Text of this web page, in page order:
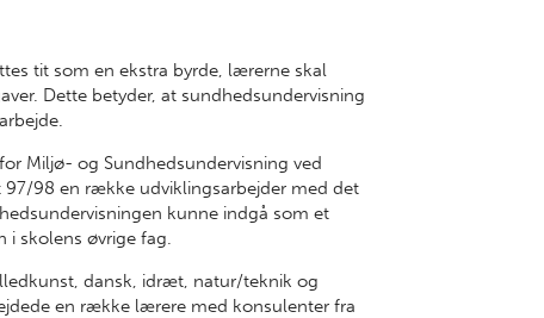
tit som en ekstra byrde, lærerne skal
Dette betyder, at sundhedsundervisning
Miljø- og Sundhedsundervisning ved
98 en række udviklingsarbejder med det
kunne indgå som et
i skolens øvrige fag.
dansk, idræt, natur/teknik og
en række lærere med konsulenter fra